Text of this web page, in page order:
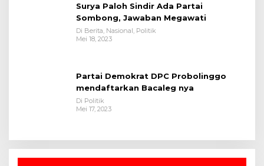
Surya Paloh Sindir Ada Partai
Sombong, Jawaban Megawati
Di Berita, Nasional, Politik
Mei 18, 2023
Partai Demokrat DPC Probolinggo
mendaftarkan Bacaleg nya
Di Politik
Mei 17, 2023
Regional